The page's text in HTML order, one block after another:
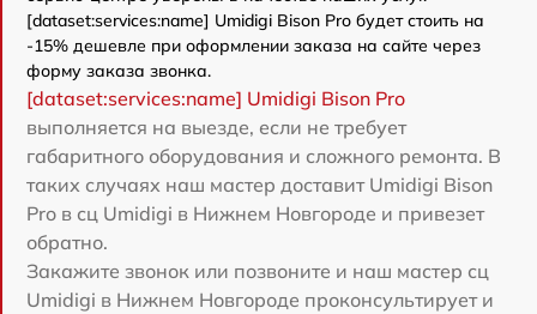
[dataset:services:name] Umidigi Bison Pro будет стоить на
-15% дешевле при оформлении заказа на сайте через
форму заказа звонка.
[dataset:services:name] Umidigi Bison Pro
выполняется на выезде, если не требует
габаритного оборудования и сложного ремонта. В
таких случаях наш мастер доставит Umidigi Bison
Pro в сц Umidigi в Нижнем Новгороде и привезет
обратно.
Закажите звонок или позвоните и наш мастер сц
Umidigi в Нижнем Новгороде проконсультирует и